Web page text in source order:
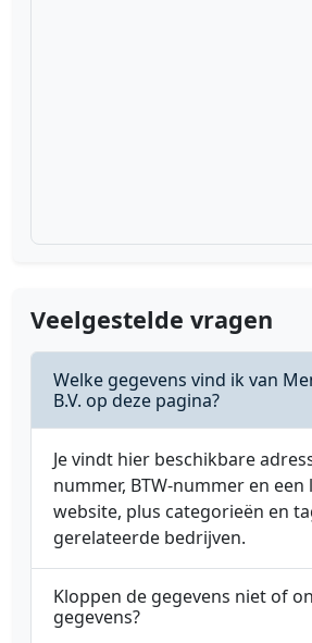
Veelgestelde vragen
Welke gegevens vind ik van
B.V. op deze pagina?
Je vindt hier beschikbare
nummer, BTW-nummer en
website, plus categorieën en
gerelateerde bedrijven.
Kloppen de gegevens niet of
gegevens?